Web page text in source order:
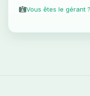
Vous êtes le gérant